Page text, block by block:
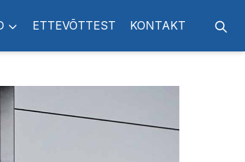
Otsi
ETTEVÕTTEST KONTAKT